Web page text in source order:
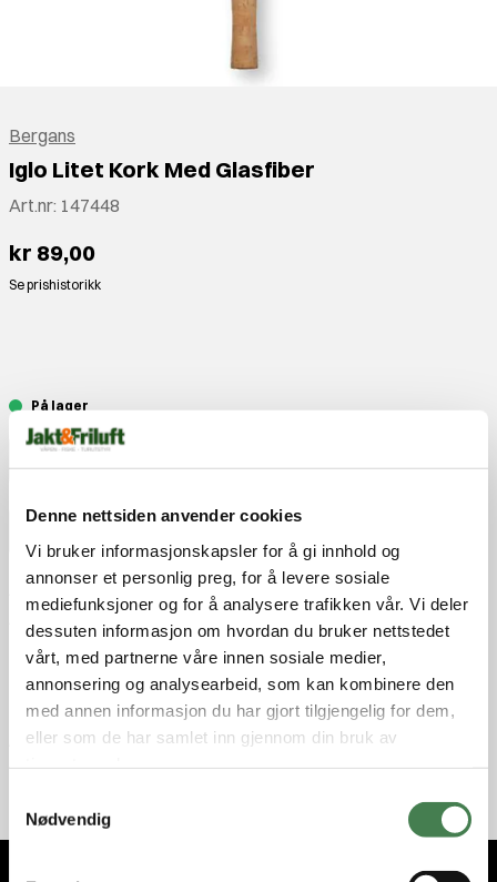
Denne nettsiden anvender cookies
Vi bruker informasjonskapsler for å gi innhold og
annonser et personlig preg, for å levere sosiale
mediefunksjoner og for å analysere trafikken vår. Vi deler
dessuten informasjon om hvordan du bruker nettstedet
vårt, med partnerne våre innen sosiale medier,
annonsering og analysearbeid, som kan kombinere den
med annen informasjon du har gjort tilgjengelig for dem,
eller som de har samlet inn gjennom din bruk av
Nødvendig
Bergans
Iglo Litet Kork Med Glasfiber
Art.nr: 147448
kr 89,00
Se prishistorikk
På lager
Fri frakt over 3000.-
Rask levering
Gratis bytte
Produktbeskrivelse
Kontakt
Anmeldelser